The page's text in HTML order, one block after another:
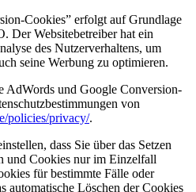
Cookies” erfolgt auf Grundlage
Der Websitebetreiber hat ein
des Nutzerverhaltens, um
seine Werbung zu optimieren.
AdWords und Google Conversion-
von
policies/privacy/.
dass Sie über das Setzen
und Cookies nur im Einzelfall
für bestimmte Fälle oder
automatische Löschen der Cookies